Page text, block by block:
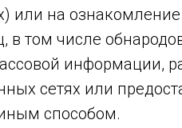
или на
в том числе
информации,
сетях или
способом.